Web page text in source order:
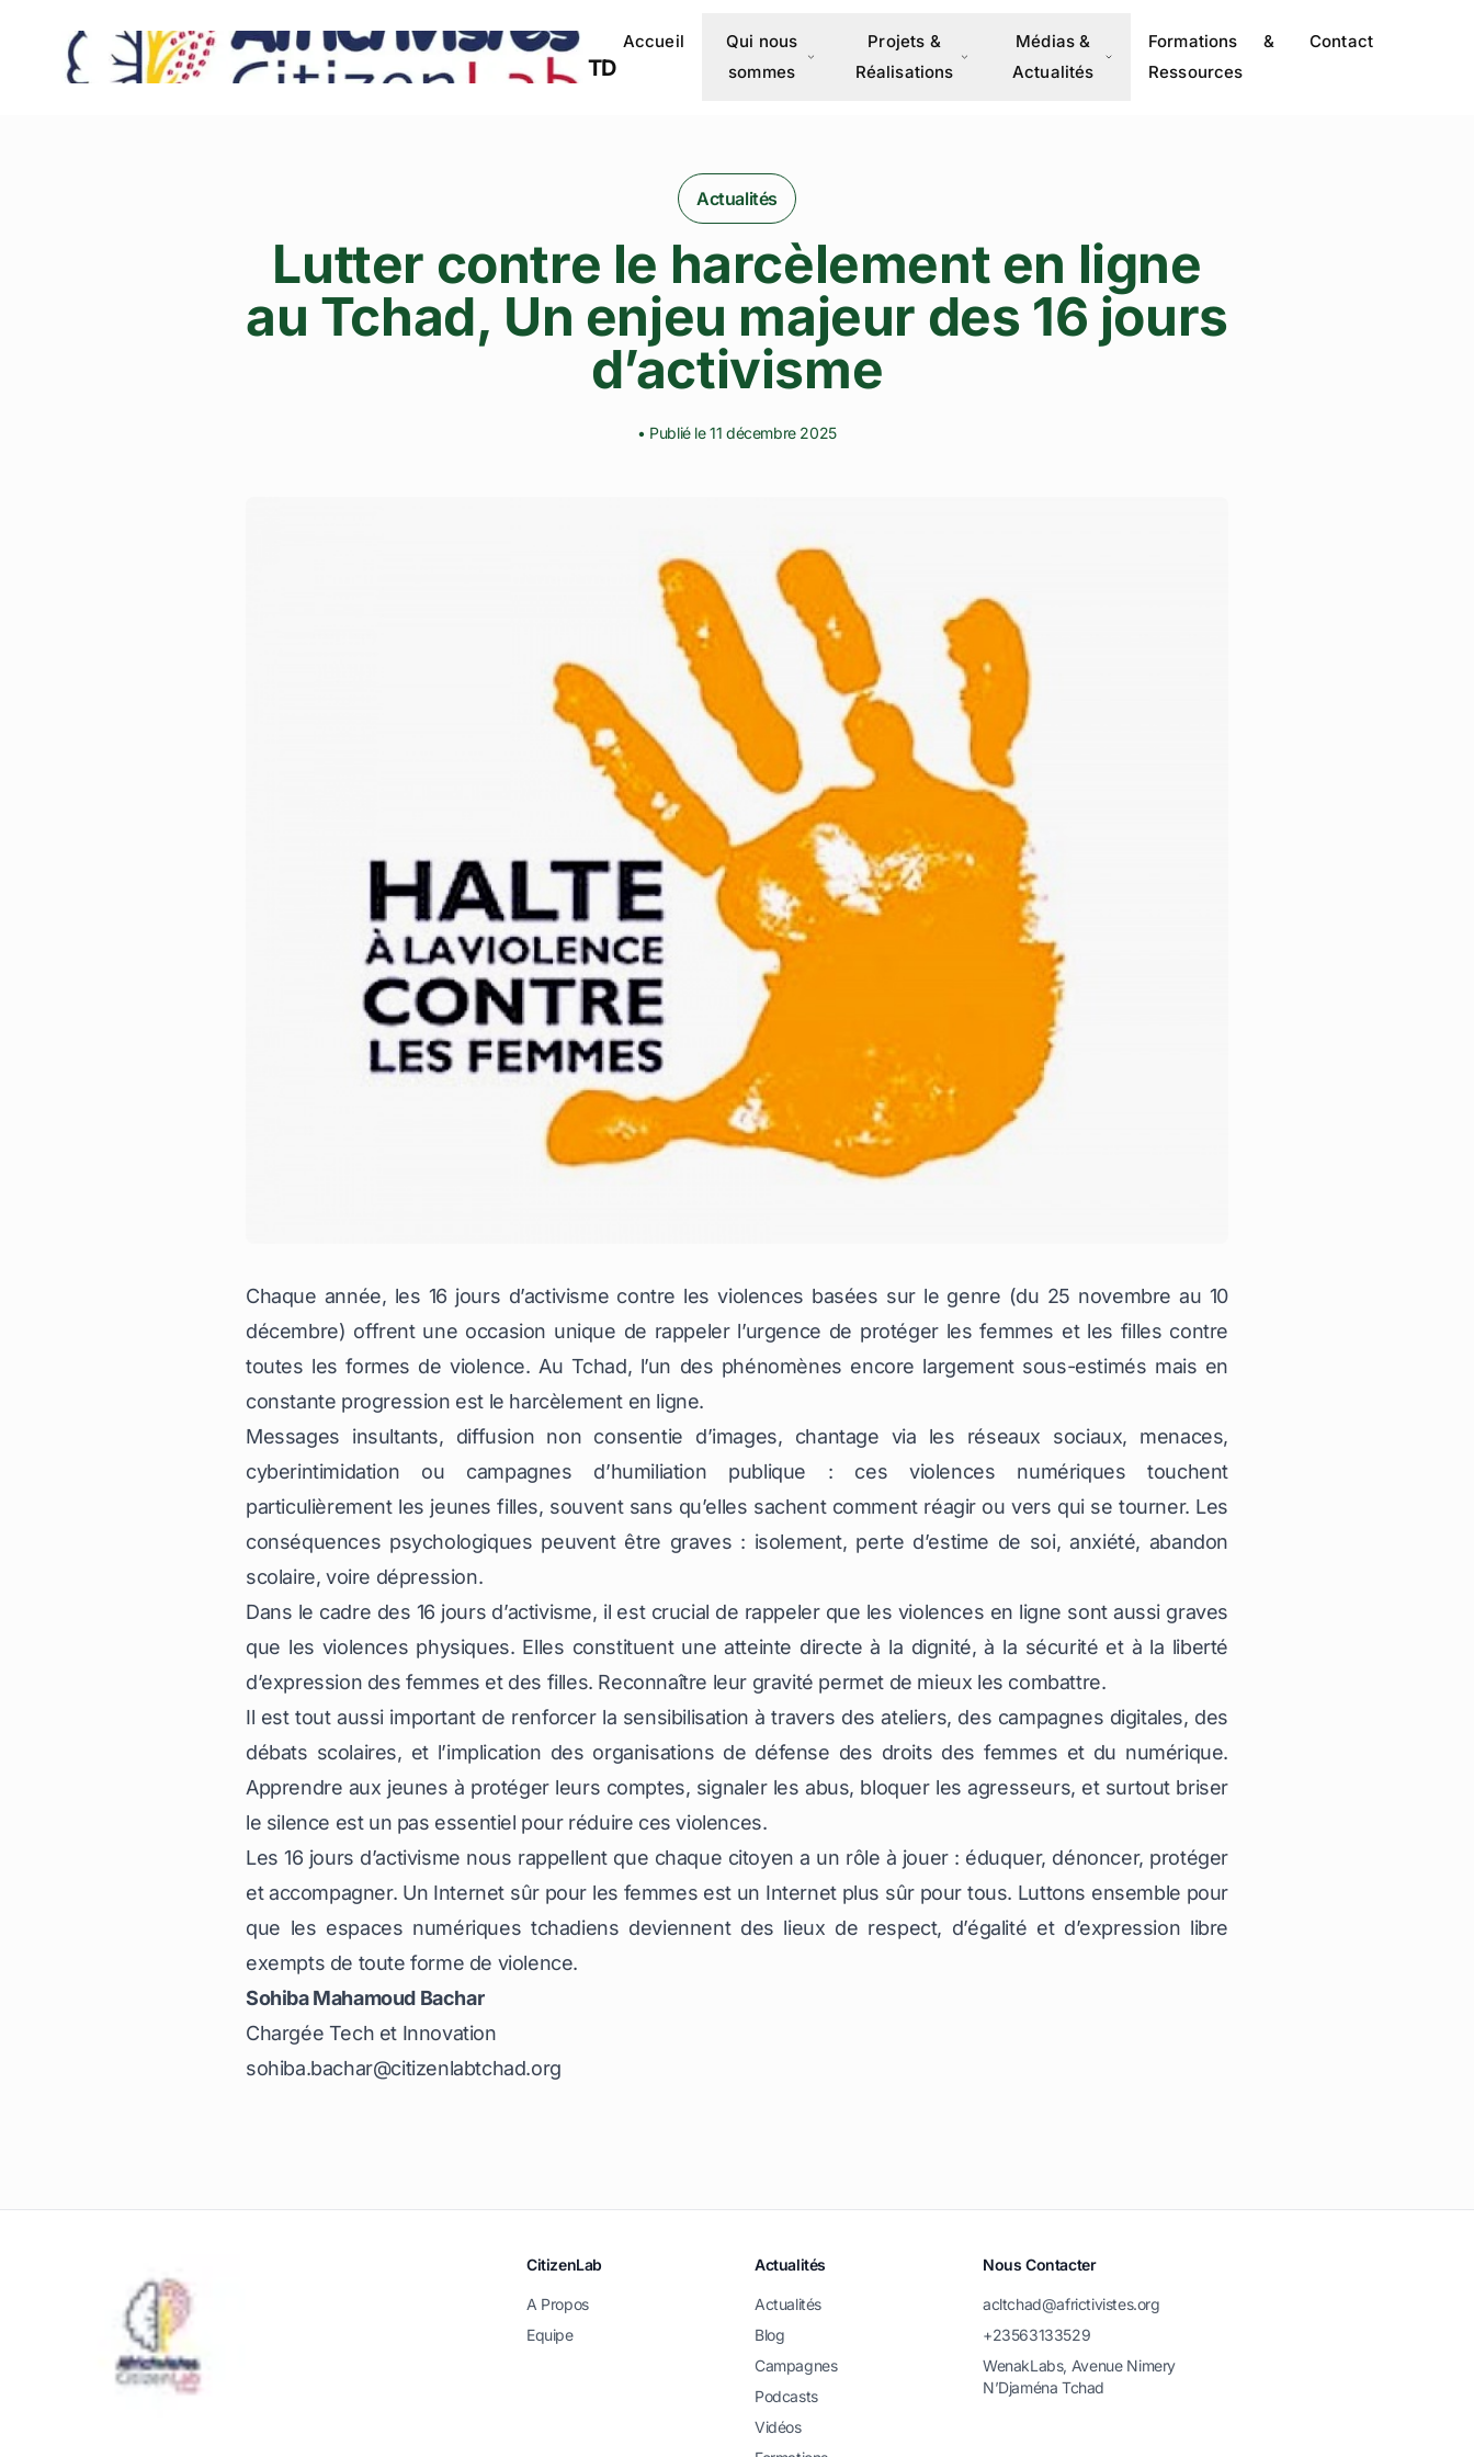
TD
Accueil
Qui nous
sommes
Projets &
Réalisations
Médias &
Actualités
Formations &
Ressources
Contact
Actualités
Lutter contre le harcèlement en ligne
au Tchad, Un enjeu majeur des 16 jours
d’activisme
• Publié le 11 décembre 2025
Chaque année, les 16 jours d’activisme contre les violences basées sur le genre (du 25 novembre au 10
décembre) offrent une occasion unique de rappeler l’urgence de protéger les femmes et les filles contre
toutes les formes de violence. Au Tchad, l’un des phénomènes encore largement sous-estimés mais en
constante progression est le harcèlement en ligne.
Messages insultants, diffusion non consentie d’images, chantage via les réseaux sociaux, menaces,
cyberintimidation ou campagnes d’humiliation publique : ces violences numériques touchent
particulièrement les jeunes filles, souvent sans qu’elles sachent comment réagir ou vers qui se tourner. Les
conséquences psychologiques peuvent être graves : isolement, perte d’estime de soi, anxiété, abandon
scolaire, voire dépression.
Dans le cadre des 16 jours d’activisme, il est crucial de rappeler que les violences en ligne sont aussi graves
que les violences physiques. Elles constituent une atteinte directe à la dignité, à la sécurité et à la liberté
d’expression des femmes et des filles. Reconnaître leur gravité permet de mieux les combattre.
Il est tout aussi important de renforcer la sensibilisation à travers des ateliers, des campagnes digitales, des
débats scolaires, et l’implication des organisations de défense des droits des femmes et du numérique.
Apprendre aux jeunes à protéger leurs comptes, signaler les abus, bloquer les agresseurs, et surtout briser
le silence est un pas essentiel pour réduire ces violences.
Les 16 jours d’activisme nous rappellent que chaque citoyen a un rôle à jouer : éduquer, dénoncer, protéger
et accompagner. Un Internet sûr pour les femmes est un Internet plus sûr pour tous. Luttons ensemble pour
que les espaces numériques tchadiens deviennent des lieux de respect, d’égalité et d’expression libre
exempts de toute forme de violence.
Sohiba Mahamoud Bachar
Chargée Tech et Innovation
sohiba.bachar@citizenlabtchad.org
CitizenLab
A Propos
Equipe
Actualités
Actualités
Blog
Campagnes
Podcasts
Vidéos
Nous Contacter
acltchad@africtivistes.org
+23563133529
WenakLabs, Avenue Nimery
N’Djaména Tchad